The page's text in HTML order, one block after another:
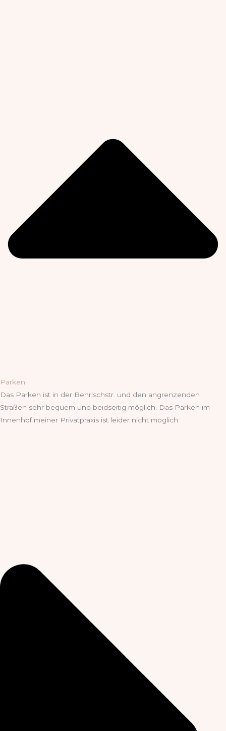
Parken
Das Parken ist in der Behrischstr. und den angrenzenden
Straßen sehr bequem und beidseitig möglich. Das Parken im
Innenhof meiner Privatpraxis ist leider nicht möglich.